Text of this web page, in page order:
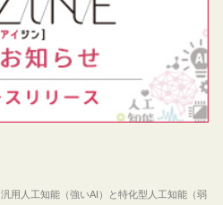
汎用人工知能（強いAI）と特化型人工知能（弱